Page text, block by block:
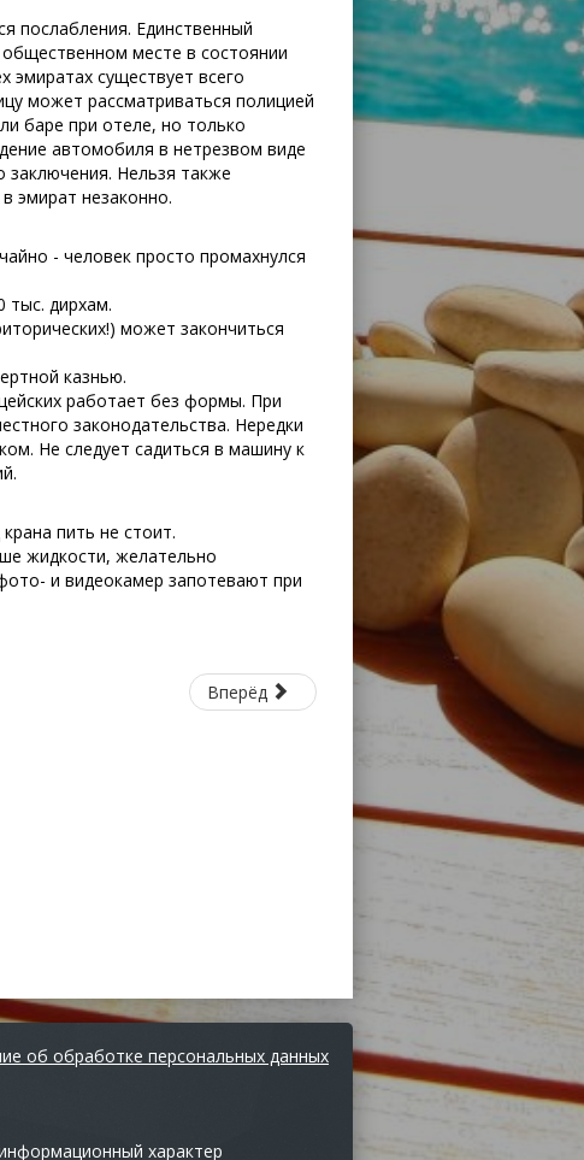
послабления. Единственный
месте в состоянии
существует всего
может рассматриваться полицией
баре при отеле, но только
автомобиля в нетрезвом виде
Нельзя также
эмират незаконно.
- человек просто промахнулся
дирхам.
может закончиться
казнью.
работает без формы. При
законодательства. Нередки
Не следует садиться в машину к
пить не стоит.
жидкости, желательно
и видеокамер запотевают при
Вперёд
об обработке персональных данных
характер